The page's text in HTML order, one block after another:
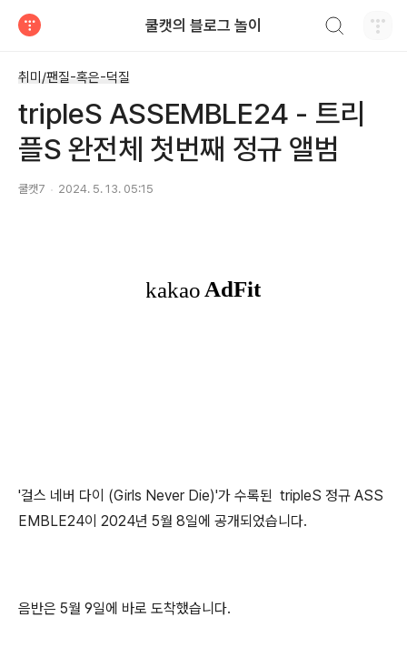
쿨캣의 블로그 놀이
취미/팬질-혹은-덕질
tripleS ASSEMBLE24 - 트리
플S 완전체 첫번째 정규 앨범
쿨캣7 2024. 5. 13. 05:15
'걸스 네버 다이 (Girls Never Die)'가 수록된 tripleS 정규 ASS
EMBLE24이 2024년 5월 8일에 공개되었습니다.
음반은 5월 9일에 바로 도착했습니다.